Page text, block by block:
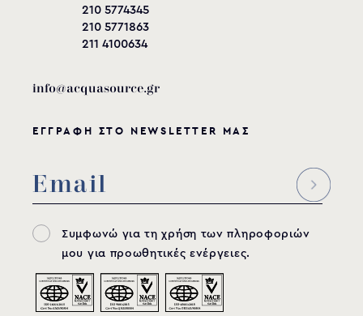
210 5774345
210 5771863
211 4100634
info@acquasource.gr
ΕΓΓΡΑΦΗ ΣΤΟ NEWSLETTER ΜΑΣ
Συμφωνώ για τη χρήση των πληροφοριών
μου για προωθητικές ενέργειες.